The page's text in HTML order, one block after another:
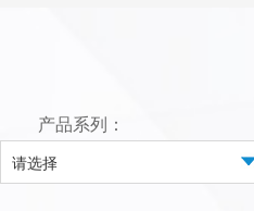
产品系列：
请选择